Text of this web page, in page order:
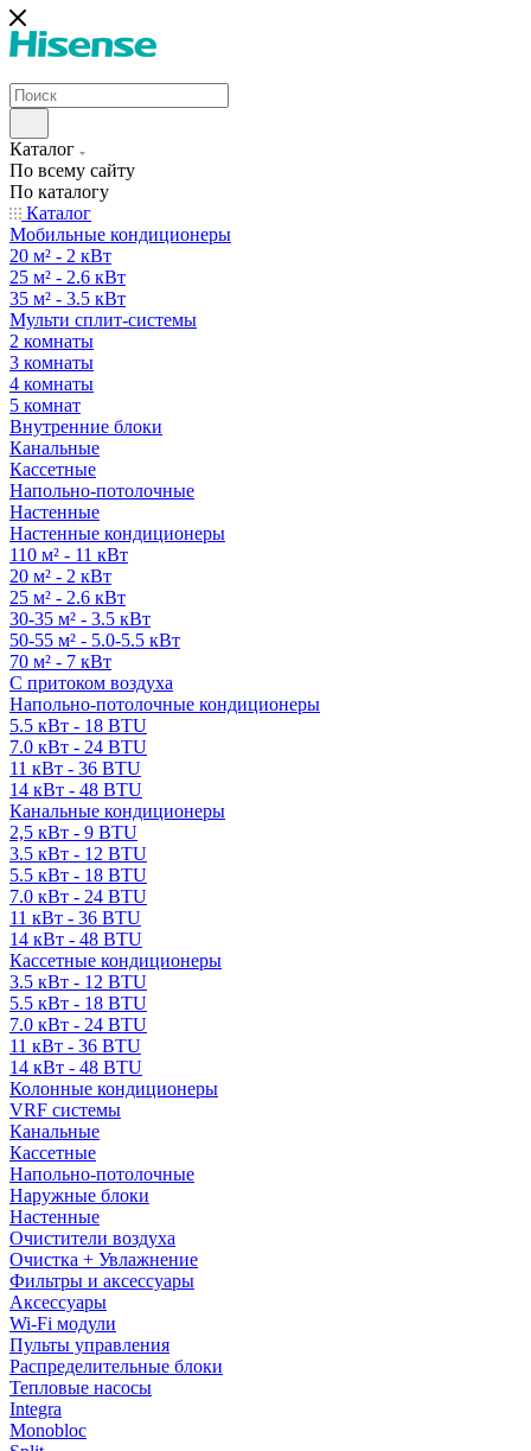
Каталог
По всему сайту
По каталогу
Каталог
Мобильные кондиционеры
20 м² - 2 кВт
25 м² - 2.6 кВт
35 м² - 3.5 кВт
Мульти сплит-системы
2 комнаты
3 комнаты
4 комнаты
5 комнат
Внутренние блоки
Канальные
Кассетные
Напольно-потолочные
Настенные
Настенные кондиционеры
110 м² - 11 кВт
20 м² - 2 кВт
25 м² - 2.6 кВт
30-35 м² - 3.5 кВт
50-55 м² - 5.0-5.5 кВт
70 м² - 7 кВт
С притоком воздуха
Напольно-потолочные кондиционеры
5.5 кВт - 18 BTU
7.0 кВт - 24 BTU
11 кВт - 36 BTU
14 кВт - 48 BTU
Канальные кондиционеры
2,5 кВт - 9 BTU
3.5 кВт - 12 BTU
5.5 кВт - 18 BTU
7.0 кВт - 24 BTU
11 кВт - 36 BTU
14 кВт - 48 BTU
Кассетные кондиционеры
3.5 кВт - 12 BTU
5.5 кВт - 18 BTU
7.0 кВт - 24 BTU
11 кВт - 36 BTU
14 кВт - 48 BTU
Колонные кондиционеры
VRF системы
Канальные
Кассетные
Напольно-потолочные
Наружные блоки
Настенные
Очистители воздуха
Очистка + Увлажнение
Фильтры и аксессуары
Аксессуары
Wi-Fi модули
Пульты управления
Распределительные блоки
Тепловые насосы
Integra
Monobloc